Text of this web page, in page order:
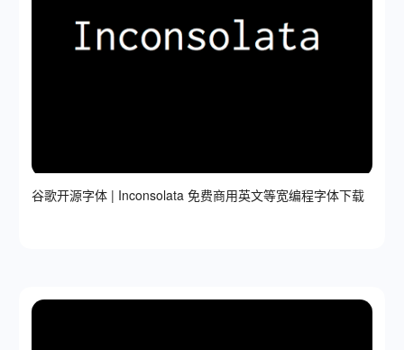
谷歌开源字体 | Inconsolata 免费商用英文等宽编程字体下载